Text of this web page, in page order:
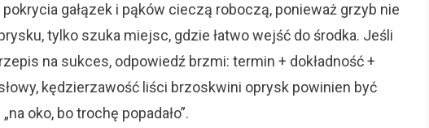
gałązek i pąków cieczą roboczą, ponieważ grzyb nie
tylko szuka miejsc, gdzie łatwo wejść do środka. Jeśli
na sukces, odpowiedź brzmi: termin + dokładność +
kędzierzawość liści brzoskwini oprysk powinien być
oko, bo trochę popadało”.